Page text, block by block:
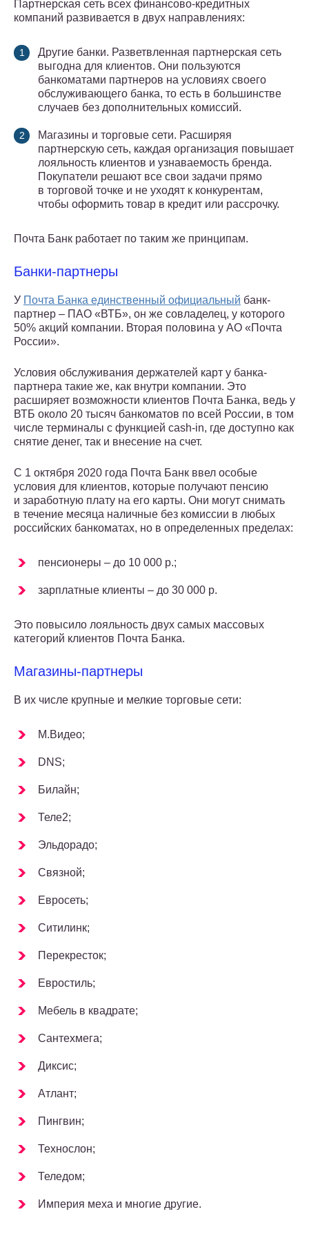
Партнерская сеть всех финансово-кредитных
компаний развивается в двух направлениях:
Другие банки. Разветвленная партнерская сеть
выгодна для клиентов. Они пользуются
банкоматами партнеров на условиях своего
обслуживающего банка, то есть в большинстве
случаев без дополнительных комиссий.
Магазины и торговые сети. Расширяя
партнерскую сеть, каждая организация повышает
лояльность клиентов и узнаваемость бренда.
Покупатели решают все свои задачи прямо
в торговой точке и не уходят к конкурентам,
чтобы оформить товар в кредит или рассрочку.
Почта Банк работает по таким же принципам.
Банки-партнеры
У Почта Банка единственный официальный банк-
партнер – ПАО «ВТБ», он же совладелец, у которого
50% акций компании. Вторая половина у АО «Почта
России».
Условия обслуживания держателей карт у банка-
партнера такие же, как внутри компании. Это
расширяет возможности клиентов Почта Банка, ведь у
ВТБ около 20 тысяч банкоматов по всей России, в том
числе терминалы с функцией cash-in, где доступно как
снятие денег, так и внесение на счет.
С 1 октября 2020 года Почта Банк ввел особые
условия для клиентов, которые получают пенсию
и заработную плату на его карты. Они могут снимать
в течение месяца наличные без комиссии в любых
российских банкоматах, но в определенных пределах:
пенсионеры – до 10 000 р.;
зарплатные клиенты – до 30 000 р.
Это повысило лояльность двух самых массовых
категорий клиентов Почта Банка.
Магазины-партнеры
В их числе крупные и мелкие торговые сети:
М.Видео;
DNS;
Билайн;
Теле2;
Эльдорадо;
Связной;
Евросеть;
Ситилинк;
Перекресток;
Евростиль;
Мебель в квадрате;
Сантехмега;
Диксис;
Атлант;
Пингвин;
Технослон;
Теледом;
Империя меха и многие другие.